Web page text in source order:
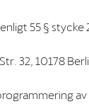
55 § stycke
32, 10178